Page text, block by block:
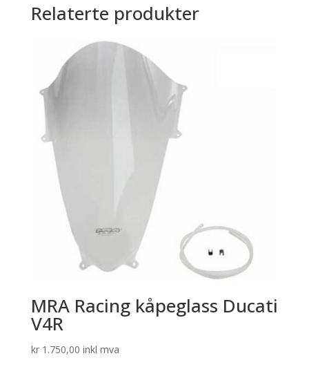
Relaterte produkter
MRA Racing kåpeglass Ducati
V4R
kr1.750,00 inkl mva